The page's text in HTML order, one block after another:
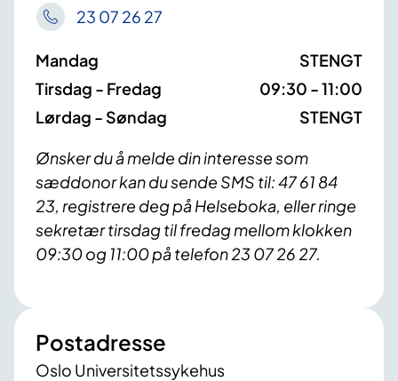
23 07 26 27
Mandag
STENGT
Tirsdag - Fredag
09:30 - 11:00
Lørdag - Søndag
STENGT
Ønsker du å melde din interesse som
sæddonor kan du sende SMS til: 47 61 84
23, registrere deg på Helseboka, eller ringe
sekretær tirsdag til fredag mellom klokken
09:30 og 11:00 på telefon 23 07 26 27.
Postadresse
Oslo Universitetssykehus